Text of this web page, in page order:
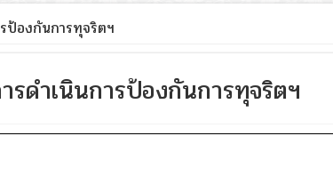
ป้องกันการทุจริตฯ
ดำเนินการป้องกันการทุจริตฯ